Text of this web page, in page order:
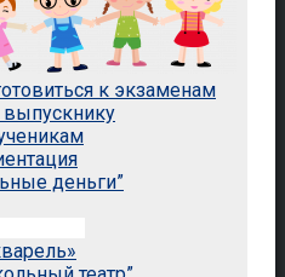
к экзаменам
деньги”